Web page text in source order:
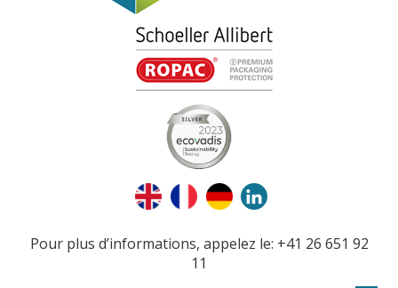
Pour plus d’informations, appelez le: +41 26 651 92
11